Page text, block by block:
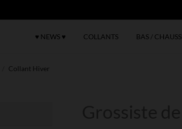
♥ NEWS ♥ COLLANTS BAS /
Collant Hiver